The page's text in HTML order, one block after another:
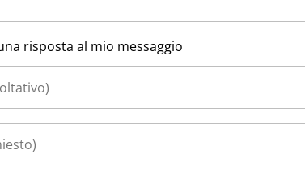
risposta al mio messaggio